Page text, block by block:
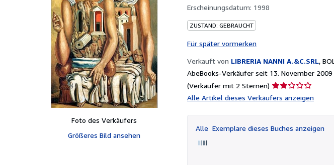
Foto des Verkäufers
Größeres Bild ansehen
Erscheinungsdatum: 1998
ZUSTAND: GEBRAUCHT
Für später vormerken
Verkauft von LIBRERIA NANNI A.&C.SRL,
AbeBooks-Verkäufer seit 13. November 2009
(Verkäufer mit 2 Sternen) Verkäuferbewertung
2
Sternen
Alle Artikel dieses Verkäufers anzeigen
Alle Exemplare dieses Buches anzeigen